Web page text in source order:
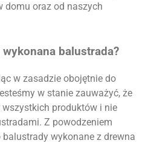
domu oraz od naszych
balustrada?
w zasadzie obojętnie do
w stanie zauważyć, że
produktów i nie
Z powodzeniem
wykonane z drewna